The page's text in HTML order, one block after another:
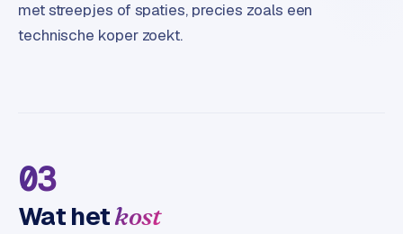
met streepjes of spaties, precies zoals een
technische koper zoekt.
03
Wat hetkost